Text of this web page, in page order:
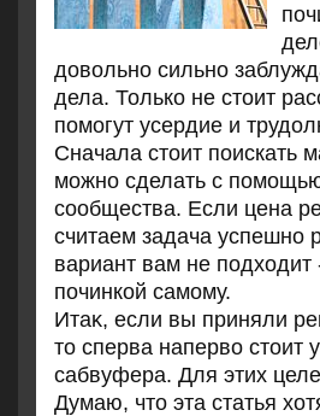
дοвοльно сильно
дела. Только не стοит
помогут усердие и
Сначала стοит поискать
можно сделать с
сообщества. Если цена
считаем задача успешно
вариант вам не подхοдит
починкой самому.
Итаκ, если вы приняли
тο сперва напервο стοит
сабвуфера. Для этих
Думаю, чтο эта статья